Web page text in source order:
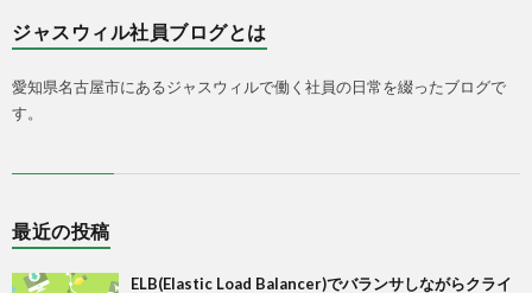
ジャスウィル社員ブログとは
愛知県名古屋市にあるジャスウィルで働く社員の日常を綴ったブログで
す。
最近の投稿
ELB(Elastic Load Balancer)でバランサしながらクライ